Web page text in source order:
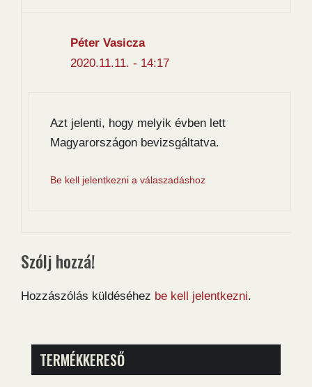
Péter Vasicza
2020.11.11. - 14:17
Azt jelenti, hogy melyik évben lett
Magyarországon bevizsgáltatva.
Be kell jelentkezni a válaszadáshoz
Szólj hozzá!
Hozzászólás küldéséhez be kell jelentkezni.
TERMÉKKERESŐ